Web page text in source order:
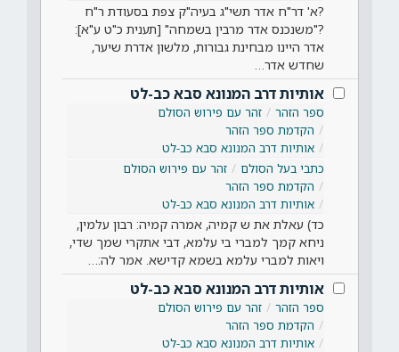
?א' דר"ח אדר תשי"ג בעיה"ק צפת בסעודת ר"ח
?"משנכנס אדר מרבין בשמחה" [תענית כ"ט ע"א]:
אדר היינו מבחינת גבורות, מלשון אדרת שיער,
שחדש אדר…
אותיות דרב המנונא סבא כב-לט
ספר הזהר
זהר עם פירוש הסולם
הקדמת ספר הזהר
אותיות דרב המנונא סבא כב-לט
כתבי בעל הסולם
זהר עם פירוש הסולם
הקדמת ספר הזהר
אותיות דרב המנונא סבא כב-לט
כד) עאלת את ש קמיה, אמרה קמיה: רבון עלמין,
ניחא קמך למברי בי עלמא, דבי אתקרי שמך שדי,
ויאות למברי עלמא בשמא קדישא. אמר לה:…
אותיות דרב המנונא סבא כב-לט
ספר הזהר
זהר עם פירוש הסולם
הקדמת ספר הזהר
אותיות דרב המנונא סבא כב-לט